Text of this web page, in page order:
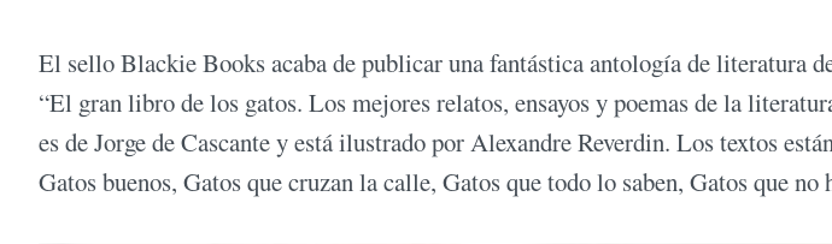
El sello Blackie Books acaba de publicar una fantástica antología de literatura
“El gran libro de los gatos. Los mejores relatos, ensayos y poemas de la
es de Jorge de Cascante y está ilustrado por Alexandre Reverdin. Los textos
Gatos buenos, Gatos que cruzan la calle, Gatos que todo lo saben, Gatos que no